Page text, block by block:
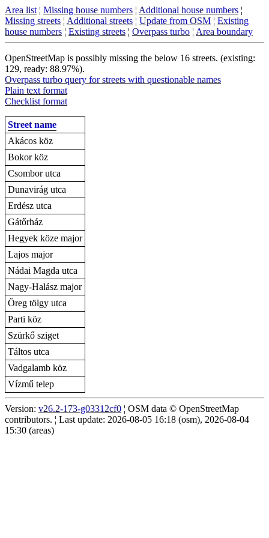
Area list ¦ Missing house numbers ¦ Additional house numbers ¦
Missing streets ¦ Additional streets ¦ Update from OSM ¦ Existing
house numbers ¦ Existing streets ¦ Overpass turbo ¦ Area boundary
OpenStreetMap is possibly missing the below 16 streets. (existing:
129, ready: 88.97%).
Overpass turbo query for streets with questionable names
Plain text format
Checklist format
Street name
Akácos köz
Bokor köz
Csombor utca
Dunavirág utca
Erdész utca
Gátőrház
Hegyek köze major
Lajos major
Nádai Magda utca
Nagy-Halász major
Öreg tölgy utca
Parti köz
Szürkő sziget
Táltos utca
Vadgalamb köz
Vízmű telep
Version: v26.2-173-g03312cf0 ¦ OSM data © OpenStreetMap
contributors. ¦ Last update: 2026-08-05 16:18 (osm), 2026-08-04
15:30 (areas)